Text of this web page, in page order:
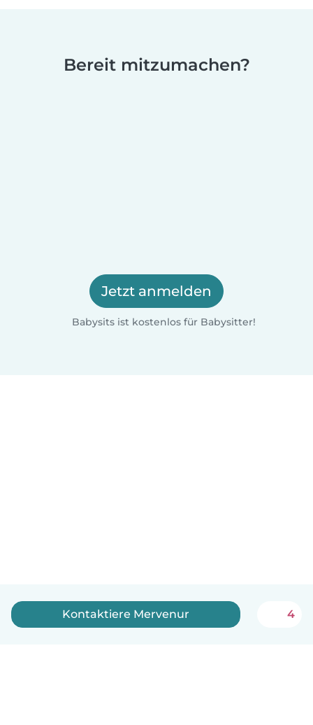
Bereit mitzumachen?
Jetzt anmelden
Babysits ist kostenlos für Babysitter!
Kontaktiere Mervenur 4